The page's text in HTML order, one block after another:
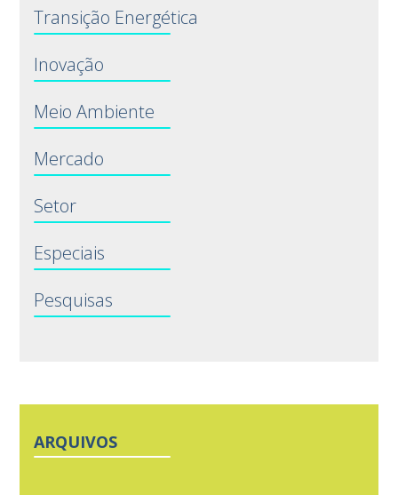
Transição Energética
Inovação
Meio Ambiente
Mercado
Setor
Especiais
Pesquisas
ARQUIVOS